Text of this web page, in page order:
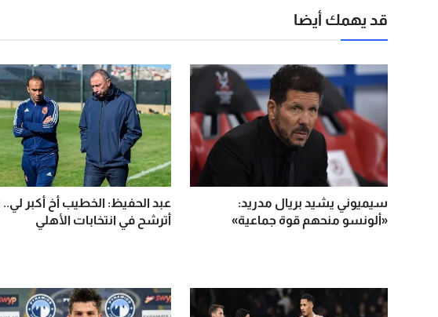
قد يهمك أيضا
سيميوني يشيد بريال مدريد:
«ألونسو منحهم قوة جماعية»
عبد الحفيظ: الخطيب أخ أكبر
أترشح في انتخابات الأهلي